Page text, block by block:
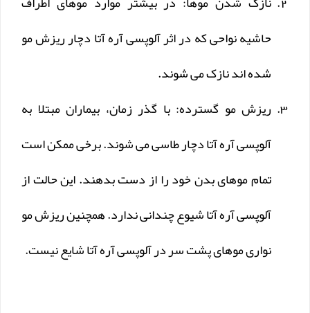
حاشیه نواحی که در اثر آلوپسی آره آتا دچار ریزش مو
شده اند نازک می شوند.
ریزش مو گسترده: با گذر زمان، بیماران مبتلا به
آلوپسی آره آتا دچار طاسی می شوند. برخی ممکن است
تمام موهای بدن خود را از دست بدهند. این حالت از
آلوپسی آره آتا شیوع چندانی ندارد. همچنین ریزش مو
نواری موهای پشت سر در آلوپسی آره آتا شایع نیست.